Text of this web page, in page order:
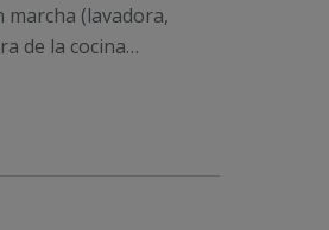
marcha (lavadora,
de la cocina…